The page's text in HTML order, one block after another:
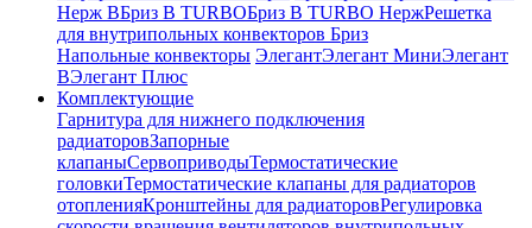
Нерж ВБриз В TURBOБриз В TURBO НержРешетка
для внутрипольных конвекторов Бриз
Напольные конвекторы ЭлегантЭлегант МиниЭлегант
ВЭлегант Плюс
Комплектующие
Гарнитура для нижнего подключения
радиаторовЗапорные
клапаныСервоприводыТермостатические
головкиТермостатические клапаны для радиаторов
отопленияКронштейны для радиаторовРегулировка